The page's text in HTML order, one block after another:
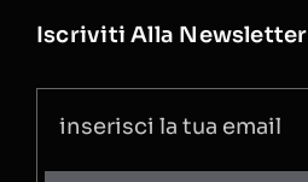
Iscriviti Alla Newsletter